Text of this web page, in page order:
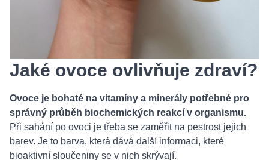
Jaké ovoce ovlivňuje zdraví?
Ovoce je bohaté na vitamíny a minerály potřebné pro
správný průběh biochemických reakcí v organismu.
Při sahání po ovoci je třeba se zaměřit na pestrost jejich
barev. Je to barva, která dává další informaci, které
bioaktivní sloučeniny se v nich skrývají.